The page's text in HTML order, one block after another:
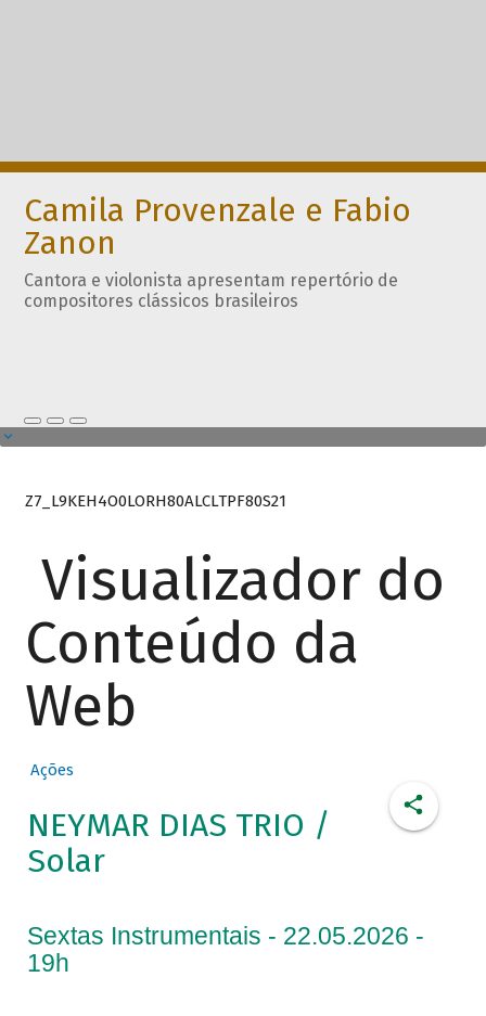
Camila Provenzale e Fabio
Zanon
Cantora e violonista apresentam repertório de
compositores clássicos brasileiros
Z7_L9KEH4O0LORH80ALCLTPF80S21
Visualizador do
Conteúdo da
Web
Ações
NEYMAR DIAS TRIO /
Solar
Sextas Instrumentais - 22.05.2026 -
19h